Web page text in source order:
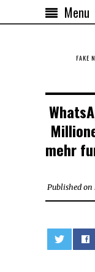
Menu
FAKE
mehr
Published on